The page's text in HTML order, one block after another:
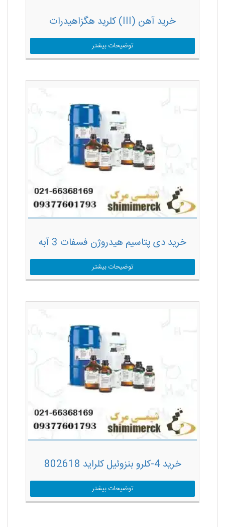
خرید آهن (III) کلرید هگزاهیدرات
توضیحات بیشتر
خرید دی پتاسیم هیدروژن فسفات 3 آبه
توضیحات بیشتر
خرید 4-کلرو بنزوئیل کلراید 802618
توضیحات بیشتر